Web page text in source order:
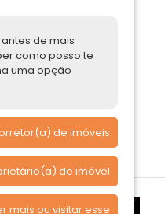
de mais
como posso te
uma opção
de imóveis
de imóvel
mais ou visitar esse